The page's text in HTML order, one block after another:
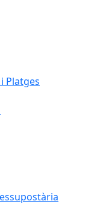
Platges